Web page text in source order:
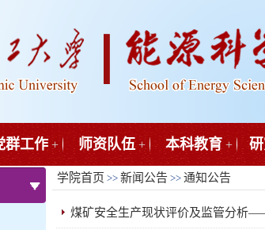
群工作 + 师资队伍 + 本科教育 +
学院首页 >> 新闻公告 >> 通知公告
煤矿安全生产现状评价及监管分析